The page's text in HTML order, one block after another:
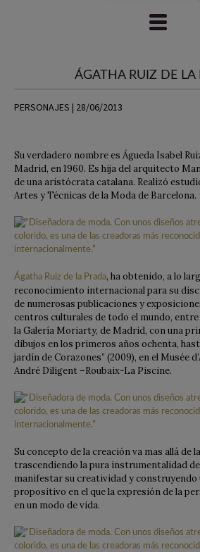
ÁGATHA RUIZ DE LA
PERSONAJES | 28/06/2013
Su verdadero nombre es Águeda Isabel
Madrid, en 1960. Es hija del arquitecto
de una aristócrata catalana. Realizó
Artes y Técnicas de la Moda de Barcelona.
Ágatha Ruiz de la Prada, ha obtenido, a lo
reconocimiento internacional para su
de numerosas publicaciones y
centros culturales de todo el mundo,
la Galería Moriarty, de Madrid, con una
dibujos en los primeros años ochenta,
jardín de Corazones” (2009), en el Musée
André Diligent –Roubaix-La Piscine.
Su concepto de la creación va mas allá de
trascendiendo la pura instrumentalidad
manifestar su creatividad y construyendo
propositivo en el que la expresión de la
en un modo de vida.